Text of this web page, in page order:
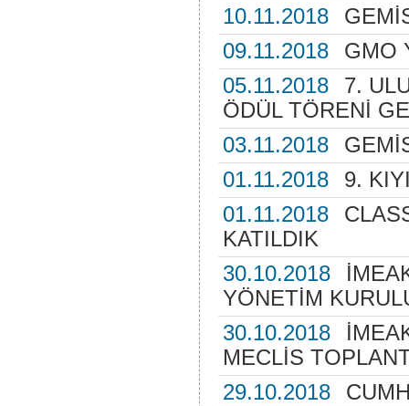
10.11.2018
09.11.2018
GMO
05.11.2018
7.
ÖDÜL TÖRENİ
03.11.2018
01.11.2018
9.
01.11.2018
KATILDIK
30.10.2018
YÖNETİM
30.10.2018
MECLİS
29.10.2018